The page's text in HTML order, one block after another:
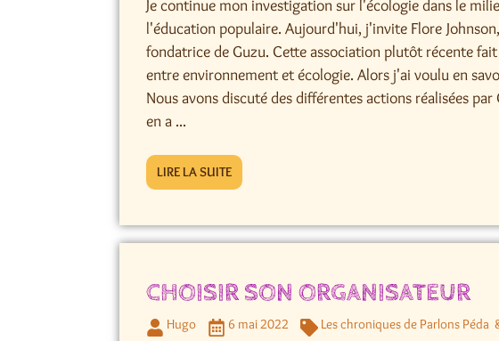
Je continue mon investigation sur l'écologie dans le
l'éducation populaire. Aujourd'hui, j'invite Flore
fondatrice de Guzu. Cette association plutôt récente
entre environnement et écologie. Alors j'ai voulu en
Nous avons discuté des différentes actions réalisées par
en a ...
LIRE LA SUITE
CHOISIR SON ORGANISATEUR
Hugo 6 mai 2022 Les chroniques de Parlons Péda